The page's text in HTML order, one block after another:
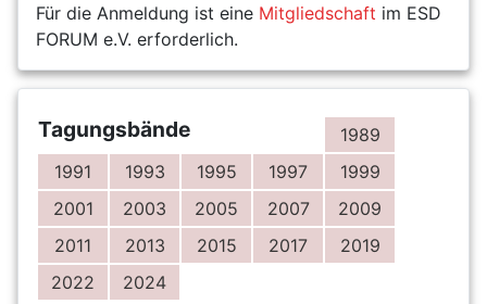
Für die Anmeldung ist eine Mitgliedschaft im ESD
FORUM e.V. erforderlich.
Tagungsbände
1989
1991
1993 1995 1997
1999
2001
2003 2005 2007
2009
2011
2013 2015 2017
2019
2022
2024